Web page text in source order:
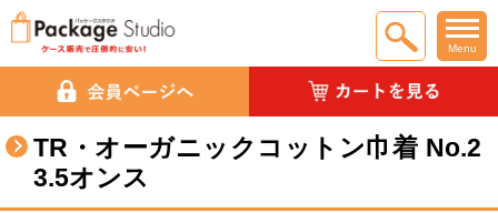
Menu
TR・オーガニックコットン巾着 No.2
3.5オンス